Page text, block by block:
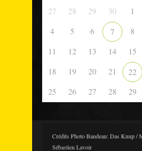
27 28 29 30 1
4
5 6 7 8
11
12 13 14 15
18
19 20 21 22
25
26 27 28 29
Crédits Photo Bandeau: Das Knup /
Sébastien Lavoir